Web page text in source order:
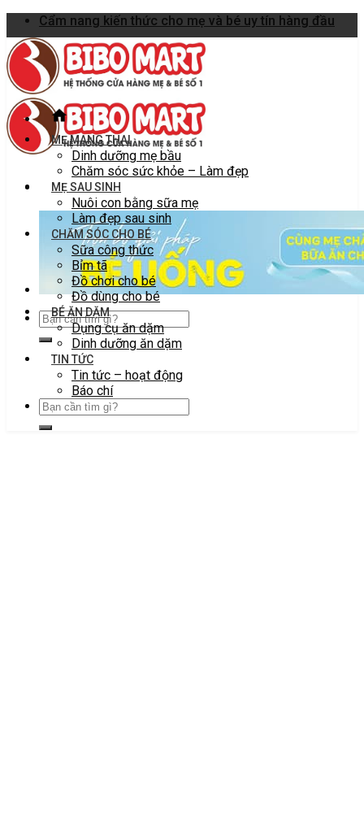
Skip
to
content
Cẩm nang kiến thức cho mẹ và bé uy tín hàng đầu
MẸ MANG THAI
Dinh dưỡng mẹ bầu
Chăm sóc sức khỏe – Làm đẹp
MẸ SAU SINH
Nuôi con bằng sữa mẹ
Làm đẹp sau sinh
CHĂM SÓC CHO BÉ
Sữa công thức
Bỉm tã
Đồ chơi cho bé
Đồ dùng cho bé
BÉ ĂN DẶM
Dụng cụ ăn dặm
Dinh dưỡng ăn dặm
TIN TỨC
Tin tức – hoạt động
Báo chí